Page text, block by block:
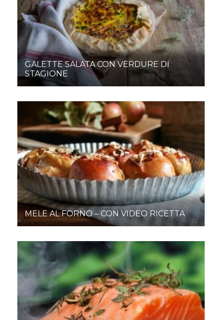
GALETTE SALATA CON VERDURE DI
STAGIONE
MELE AL FORNO – CON VIDEO RICETTA